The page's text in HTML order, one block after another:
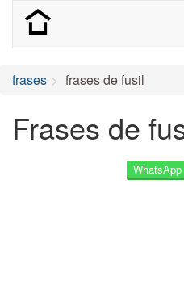
frases frases de fusil
Frases de
WhatsApp